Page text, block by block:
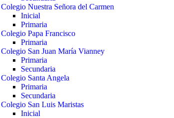
Colegio Nuestra Señora del Carmen
Inicial
Primaria
Colegio Papa Francisco
Primaria
Colegio San Juan María Vianney
Primaria
Secundaria
Colegio Santa Angela
Primaria
Secundaria
Colegio San Luis Maristas
Inicial